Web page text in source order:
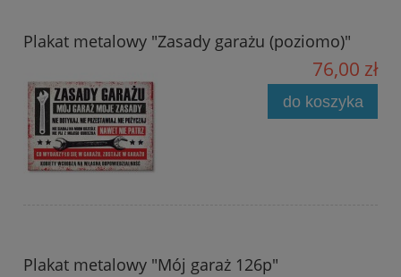
Plakat metalowy "Zasady garażu (poziomo)"
76,00 zł
do koszyka
Plakat metalowy "Mój garaż 126p"